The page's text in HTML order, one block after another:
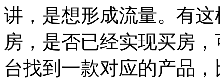
讲，是想形成流量。有
房，是否已经实现买房
台找到一款对应的产品